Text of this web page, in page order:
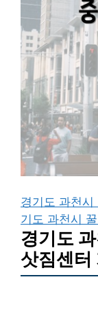
경기도 과천시
기도 과천시
경기도
삿짐센터